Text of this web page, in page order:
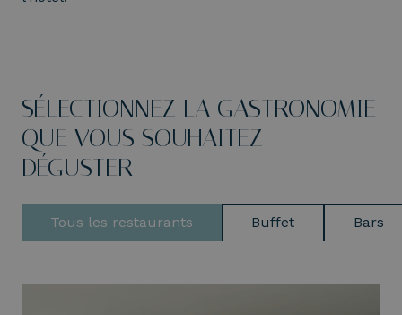
SÉLECTIONNEZ LA GASTRONOMIE
QUE VOUS SOUHAITEZ
DÉGUSTER
Tous les restaurants Buffet Bars